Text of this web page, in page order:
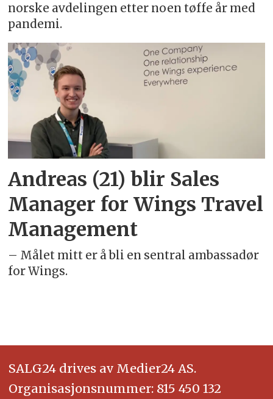
norske avdelingen etter noen tøffe år med
pandemi.
Andreas (21) blir Sales
Manager for Wings Travel
Management
– Målet mitt er å bli en sentral ambassadør
for Wings.
SALG24 drives av Medier24 AS.
Organisasjonsnummer: 815 450 132